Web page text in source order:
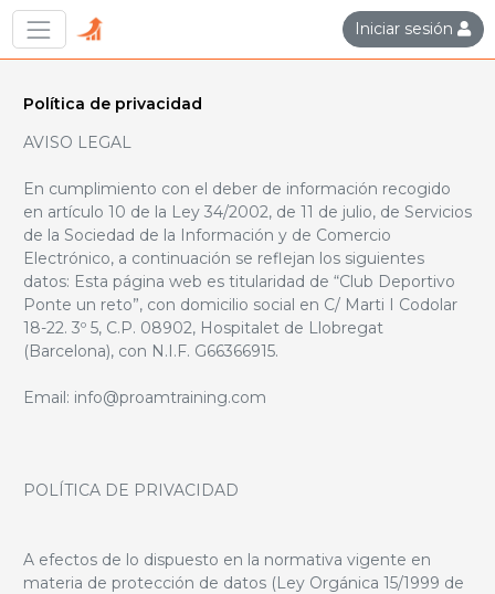
Iniciar sesión
Política de privacidad
AVISO LEGAL
En cumplimiento con el deber de información recogido
en artículo 10 de la Ley 34/2002, de 11 de julio, de Servicios
de la Sociedad de la Información y de Comercio
Electrónico, a continuación se reflejan los siguientes
datos: Esta página web es titularidad de “Club Deportivo
Ponte un reto”, con domicilio social en C/ Marti I Codolar
18-22. 3º 5, C.P. 08902, Hospitalet de Llobregat
(Barcelona), con N.I.F. G66366915.
Email: info@proamtraining.com
POLÍTICA DE PRIVACIDAD
A efectos de lo dispuesto en la normativa vigente en
materia de protección de datos (Ley Orgánica 15/1999 de